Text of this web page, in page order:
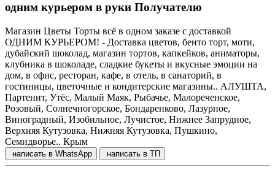
одним курьером в руки Получателю
Магазин Цветы Торты всё в одном заказе с доставкой
ОДНИМ КУРЬЕРОМ! - Доставка цветов, бенто торт, моти,
дубайский шоколад, магазин тортов, капкейков, аниматоры,
клубника в шоколаде, сладкие букеты и вкусные эмоции на
дом, в офис, ресторан, кафе, в отель, в санаторий, в
гостиницы, цветочные и кондитерские магазины.. АЛУШТА,
Партенит, Утёс, Малый Маяк, Рыбачье, Малореченское,
Розовый, Солнечногорское, Бондаренково, Лазурное,
Виноградный, Изобильное, Лучистое, Нижнее Запрудное,
Верхняя Кутузовка, Нижняя Кутузовка, Пушкино,
Семидворье.. Крым
написать в WhatsApp написать в ТП